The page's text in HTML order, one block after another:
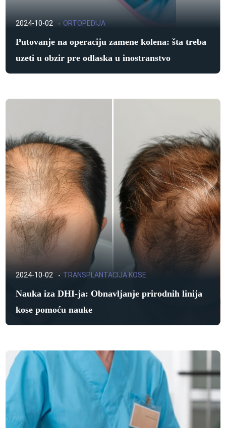
2024-10-02 ORTOPEDIJA
Putovanje na operaciju zamene kolena: šta treba
uzeti u obzir pre odlaska u inostranstvo
2024-10-02 TRANSPLANTACIJA KOSE
Nauka iza DHI-ja: Obnavljanje prirodnih linija
kose pomoću nauke